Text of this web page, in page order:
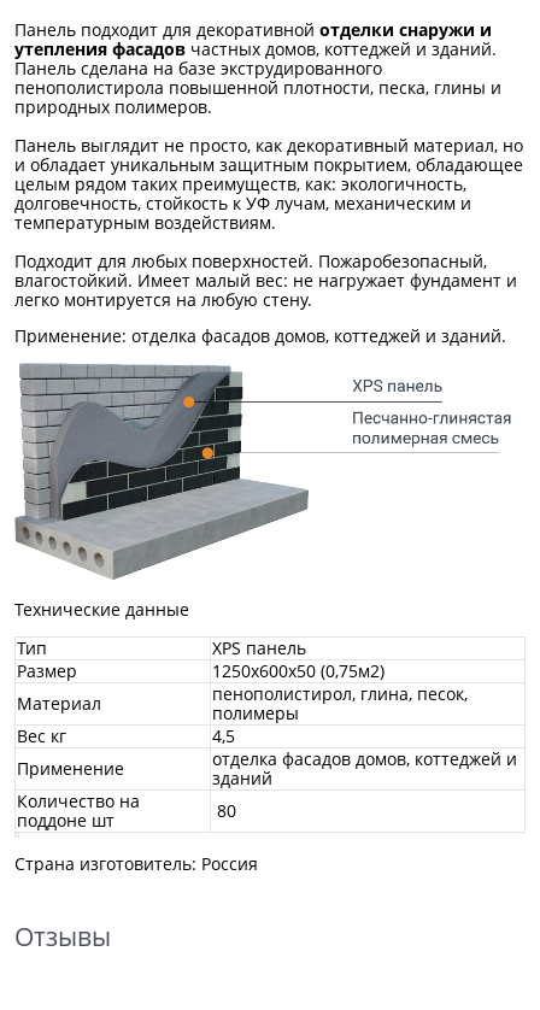
Панель подходит для декоративной отделки снаружи и
утепления фасадов частных домов, коттеджей и зданий.
Панель сделана на базе экструдированного
пенополистирола повышенной плотности, песка, глины и
природных полимеров.
Панель выглядит не просто, как декоративный материал, но
и обладает уникальным защитным покрытием, обладающее
целым рядом таких преимуществ, как: экологичность,
долговечность, стойкость к УФ лучам, механическим и
температурным воздействиям.
Подходит для любых поверхностей. Пожаробезопасный,
влагостойкий. Имеет малый вес: не нагружает фундамент и
легко монтируется на любую стену.
Применение: отделка фасадов домов, коттеджей и зданий.
Технические данные
Тип
XPS панель
Размер
1250х600х50 (0,75м2)
Материал
пенополистирол, глина, песок,
полимеры
Вес кг
4,5
Применение
отделка фасадов домов, коттеджей и
зданий
Количество на
поддоне шт
80
Страна изготовитель: Россия
Отзывы